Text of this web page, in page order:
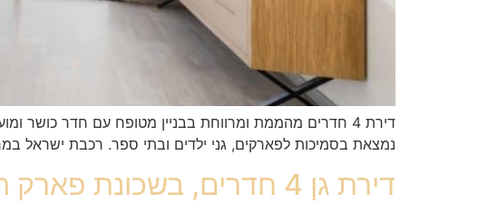
נמצאת בסמיכות לפארקים, גני ילדים ובתי ספר. רכבת ישראל
דירת גן 4 חדרים, בשכונת פארק המושבה